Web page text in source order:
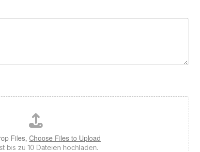
Files,Choose Files to Upload
bis zu 10 Dateien hochladen.